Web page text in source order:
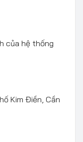
của hệ thống
Kim Điền, Cần